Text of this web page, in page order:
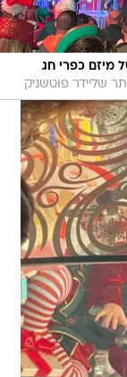
מיזם כפרי חג
שליידר פוטשניק